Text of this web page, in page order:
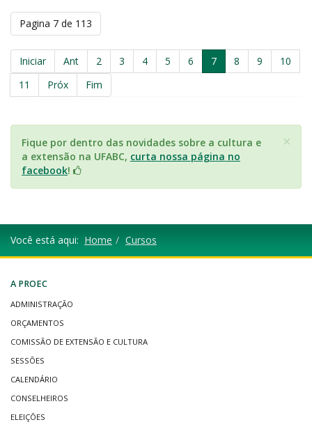
Pagina 7 de 113
Iniciar Ant 2 3 4 5 6 7 8 9
10
11
Próx Fim
×
Fique por dentro das novidades sobre a cultura e
a extensão na UFABC, curta nossa página no
facebook!
Você está aqui: Home Cursos
A PROEC
ADMINISTRAÇÃO
ORÇAMENTOS
COMISSÃO DE EXTENSÃO E CULTURA
SESSÕES
CALENDÁRIO
CONSELHEIROS
ELEIÇÕES